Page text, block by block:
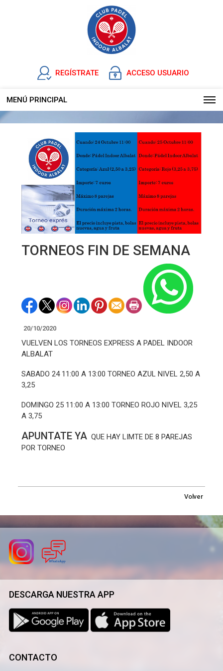
REGÍSTRATE ACCESO USUARIO
MENÚ PRINCIPAL
TORNEOS FIN DE SEMANA
20/10/2020
VUELVEN LOS TORNEOS EXPRESS A PADEL INDOOR
ALBALAT
SABADO 24 11:00 A 13:00 TORNEO AZUL NIVEL 2,50 A
3,25
DOMINGO 25 11:00 A 13:00 TORNEO ROJO NIVEL 3,25
A 3,75
APUNTATE YA QUE HAY LIMTE DE 8 PAREJAS
POR TORNEO
Volver
DESCARGA NUESTRA APP
CONTACTO